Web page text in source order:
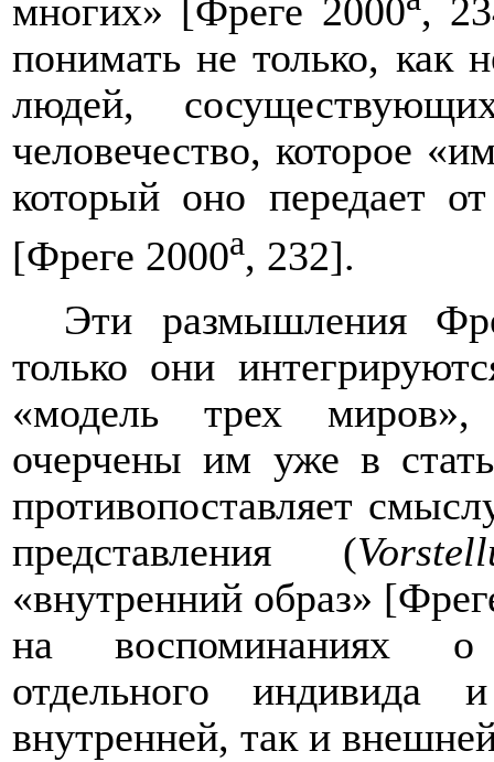
многих» [Фреге 2000 ,
понимать не только, как
людей,
человечество, которое
который оно передает
[Фреге 2000a, 232].
Эти размышления
только они
«модель трех миров»,
очерчены им уже в
противопоставляет
представления (
«внутренний образ»
на воспоминаниях о
отдельного индивида
внутренней, так и